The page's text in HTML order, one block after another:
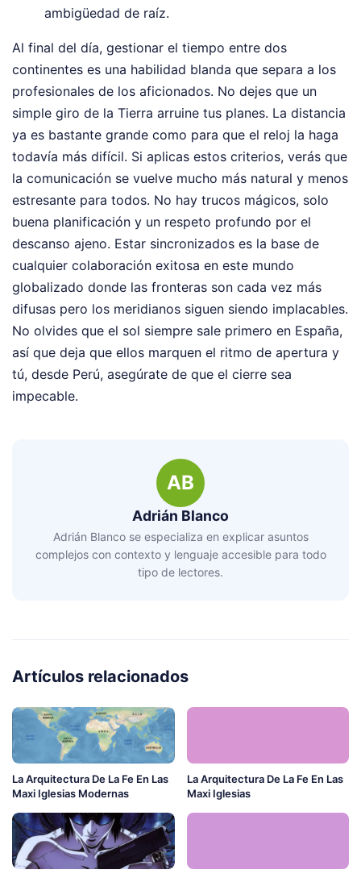
ambigüedad de raíz.
Al final del día, gestionar el tiempo entre dos
continentes es una habilidad blanda que separa a los
profesionales de los aficionados. No dejes que un
simple giro de la Tierra arruine tus planes. La distancia
ya es bastante grande como para que el reloj la haga
todavía más difícil. Si aplicas estos criterios, verás que
la comunicación se vuelve mucho más natural y menos
estresante para todos. No hay trucos mágicos, solo
buena planificación y un respeto profundo por el
descanso ajeno. Estar sincronizados es la base de
cualquier colaboración exitosa en este mundo
globalizado donde las fronteras son cada vez más
difusas pero los meridianos siguen siendo implacables.
No olvides que el sol siempre sale primero en España,
así que deja que ellos marquen el ritmo de apertura y
tú, desde Perú, asegúrate de que el cierre sea
impecable.
AB
Adrián Blanco
Adrián Blanco se especializa en explicar asuntos
complejos con contexto y lenguaje accesible para todo
tipo de lectores.
Artículos relacionados
La Arquitectura De La Fe En Las
Maxi Iglesias Modernas
La Arquitectura De La Fe En Las
Maxi Iglesias